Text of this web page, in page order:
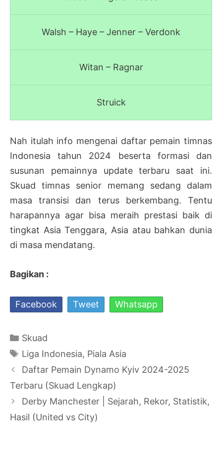
Walsh – Haye – Jenner – Verdonk
Witan – Ragnar
Struick
Nah itulah info mengenai daftar pemain timnas
Indonesia tahun 2024 beserta formasi dan
susunan pemainnya update terbaru saat ini.
Skuad timnas senior memang sedang dalam
masa transisi dan terus berkembang. Tentu
harapannya agar bisa meraih prestasi baik di
tingkat Asia Tenggara, Asia atau bahkan dunia
di masa mendatang.
Bagikan :
Facebook Tweet Whatsapp
Kategori
Skuad
Tag
Liga Indonesia, Piala Asia
Navigasi
Tulisan
Daftar Pemain Dynamo Kyiv 2024-2025
Terbaru (Skuad Lengkap)
Derby Manchester | Sejarah, Rekor, Statistik,
Hasil (United vs City)